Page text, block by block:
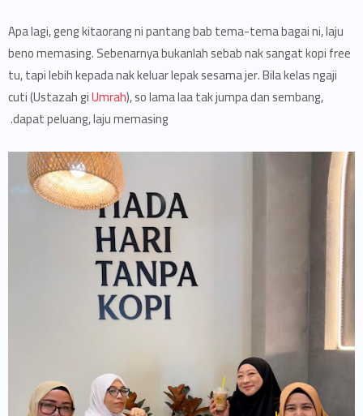
Apa lagi, geng kitaorang ni pantang bab tema-tema bagai ni, laju
beno memasing. Sebenarnya bukanlah sebab nak sangat kopi free
tu, tapi lebih kepada nak keluar lepak sesama jer. Bila kelas ngaji
cuti (Ustazah giUmrah), so lama laa tak jumpa dan sembang,
dapat peluang, laju memasing.